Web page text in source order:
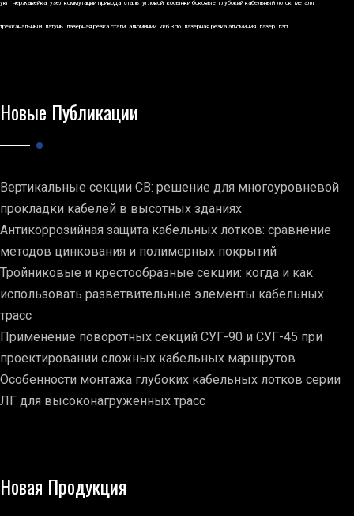
укп нержавейка узел коммутации привода сталь угловой косынки боковые глубокий кабельный лоток металл
трехканальный латунь лазерная резка стали алюминий ккб 3по лазерная резка алюминия лазер лэп
Новые Публикации
Вертикальные секции СВ: решение для многоуровневой
прокладки кабелей в высотных зданиях
Антикоррозийная защита кабельных лотков: сравнение
методов цинкования и полимерных покрытий
Тройниковые и крестообразные секции: когда и как
использовать разветвительные элементы кабельных
трасс
Применение поворотных секций СУГ-90 и СУГ-45 при
проектировании сложных кабельных маршрутов
Особенности монтажа глубоких кабельных лотков серии
ЛГ для высоконагруженных трасс
Новая Продукция